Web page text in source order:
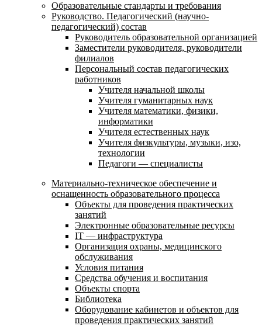
Образовательные стандарты и требования
Руководство. Педагогический (научно-
педагогический) состав
Руководитель образовательной организацией
Заместители руководителя, руководители
филиалов
Персональный состав педагогических
работников
Учителя начальной школы
Учителя гуманитарных наук
Учителя математики, физики,
информатики
Учителя естественных наук
Учителя физкультуры, музыки, изо,
технологии
Педагоги — специалисты
Материально-техническое обеспечение и
оснащенность образовательного процесса
Объекты для проведения практических
занятий
Электронные образовательные ресурсы
IT — инфраструктура
Организация охраны, медицинского
обслуживания
Условия питания
Средства обучения и воспитания
Объекты спорта
Библиотека
Оборудование кабинетов и объектов для
проведения практических занятий